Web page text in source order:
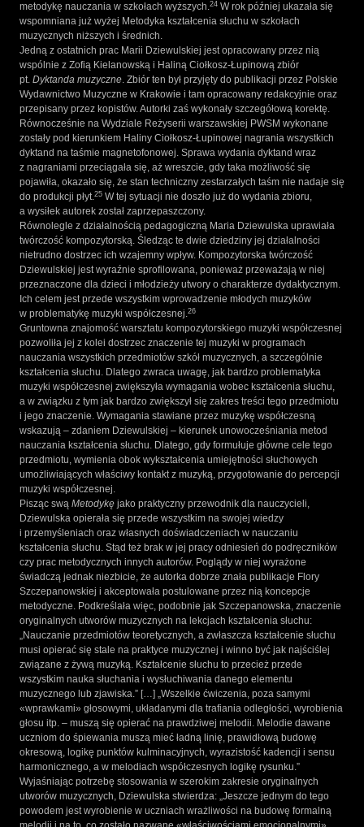
metodykę nauczania w szkołach wyższych.24 W rok później ukazała się
wspomniana już wyżej Metodyka kształcenia słuchu w szkołach
muzycznych niższych i średnich.
Jedną z ostatnich prac Marii Dziewulskiej jest opracowany przez nią
wspólnie z Zofią Kielanowską i Haliną Ciołkosz-Łupinową zbiór
pt. Dyktanda muzyczne. Zbiór ten był przyjęty do publikacji przez Polskie
Wydawnictwo Muzyczne w Krakowie i tam opracowany redakcyjnie oraz
przepisany przez kopistów. Autorki zaś wykonały szczegółową korektę.
Równocześnie na Wydziale Reżyserii warszawskiej PWSM wykonane
zostały pod kierunkiem Haliny Ciołkosz-Łupinowej nagrania wszystkich
dyktand na taśmie magnetofonowej. Sprawa wydania dyktand wraz
z nagraniami przeciągała się, aż wreszcie, gdy taka możliwość się
pojawiła, okazało się, że stan techniczny zestarzałych taśm nie nadaje się
do produkcji płyt.25 W tej sytuacji nie doszło już do wydania zbioru,
a wysiłek autorek został zaprzepaszczony.
Równolegle z działalnością pedagogiczną Maria Dziewulska uprawiała
twórczość kompozytorską. Śledząc te dwie dziedziny jej działalności
nietrudno dostrzec ich wzajemny wpływ. Kompozytorska twórczość
Dziewulskiej jest wyraźnie sprofilowana, ponieważ przeważają w niej
przeznaczone dla dzieci i młodzieży utwory o charakterze dydaktycznym.
Ich celem jest przede wszystkim wprowadzenie młodych muzyków
w problematykę muzyki współczesnej.26
Gruntowna znajomość warsztatu kompozytorskiego muzyki współczesnej
pozwoliła jej z kolei dostrzec znaczenie tej muzyki w programach
nauczania wszystkich przedmiotów szkół muzycznych, a szczególnie
kształcenia słuchu. Dlatego zwraca uwagę, jak bardzo problematyka
muzyki współczesnej zwiększyła wymagania wobec kształcenia słuchu,
a w związku z tym jak bardzo zwiększył się zakres treści tego przedmiotu
i jego znaczenie. Wymagania stawiane przez muzykę współczesną
wskazują – zdaniem Dziewulskiej – kierunek unowocześniania metod
nauczania kształcenia słuchu. Dlatego, gdy formułuje główne cele tego
przedmiotu, wymienia obok wykształcenia umiejętności słuchowych
umożliwiających właściwy kontakt z muzyką, przygotowanie do percepcji
muzyki współczesnej.
Pisząc swą Metodykę jako praktyczny przewodnik dla nauczycieli,
Dziewulska opierała się przede wszystkim na swojej wiedzy
i przemyśleniach oraz własnych doświadczeniach w nauczaniu
kształcenia słuchu. Stąd też brak w jej pracy odniesień do podręczników
czy prac metodycznych innych autorów. Poglądy w niej wyrażone
świadczą jednak niezbicie, że autorka dobrze znała publikacje Flory
Szczepanowskiej i akceptowała postulowane przez nią koncepcje
metodyczne. Podkreślała więc, podobnie jak Szczepanowska, znaczenie
oryginalnych utworów muzycznych na lekcjach kształcenia słuchu:
„Nauczanie przedmiotów teoretycznych, a zwłaszcza kształcenie słuchu
musi opierać się stale na praktyce muzycznej i winno być jak najściślej
związane z żywą muzyką. Kształcenie słuchu to przecież przede
wszystkim nauka słuchania i wysłuchiwania danego elementu
muzycznego lub zjawiska.” […] „Wszelkie ćwiczenia, poza samymi
«wprawkami» głosowymi, układanymi dla trafiania odległości, wyrobienia
głosu itp. – muszą się opierać na prawdziwej melodii. Melodie dawane
uczniom do śpiewania muszą mieć ładną linię, prawidłową budowę
okresową, logikę punktów kulminacyjnych, wyrazistość kadencji i sensu
harmonicznego, a w melodiach współczesnych logikę rysunku.”
Wyjaśniając potrzebę stosowania w szerokim zakresie oryginalnych
utworów muzycznych, Dziewulska stwierdza: „Jeszcze jednym do tego
powodem jest wyrobienie w uczniach wrażliwości na budowę formalną